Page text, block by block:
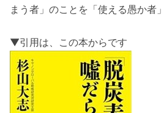
まう者」のことを「使える愚か者
▼引用は、この本からです